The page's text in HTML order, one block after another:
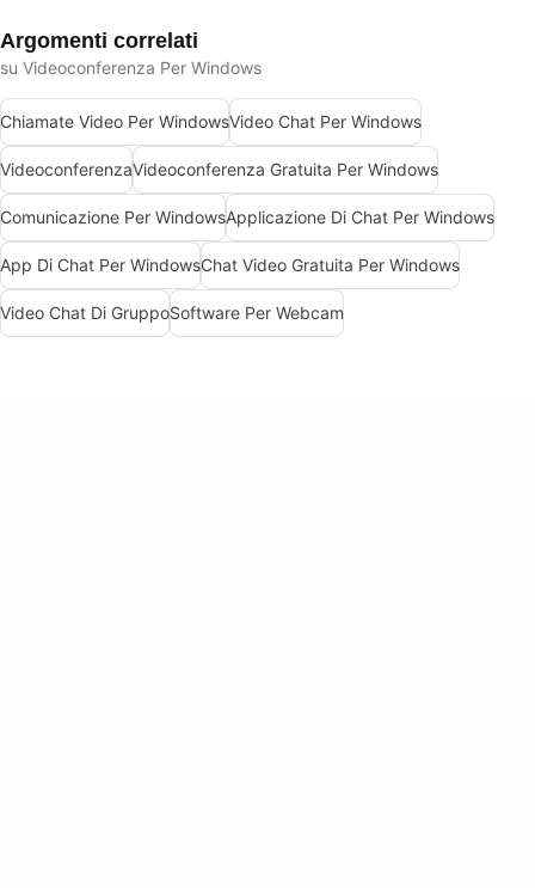
Argomenti correlati
su Videoconferenza Per Windows
Chiamate Video Per WindowsVideo Chat Per Windows
VideoconferenzaVideoconferenza Gratuita Per Windows
Comunicazione Per WindowsApplicazione Di Chat Per Windows
App Di Chat Per WindowsChat Video Gratuita Per Windows
Video Chat Di GruppoSoftware Per Webcam